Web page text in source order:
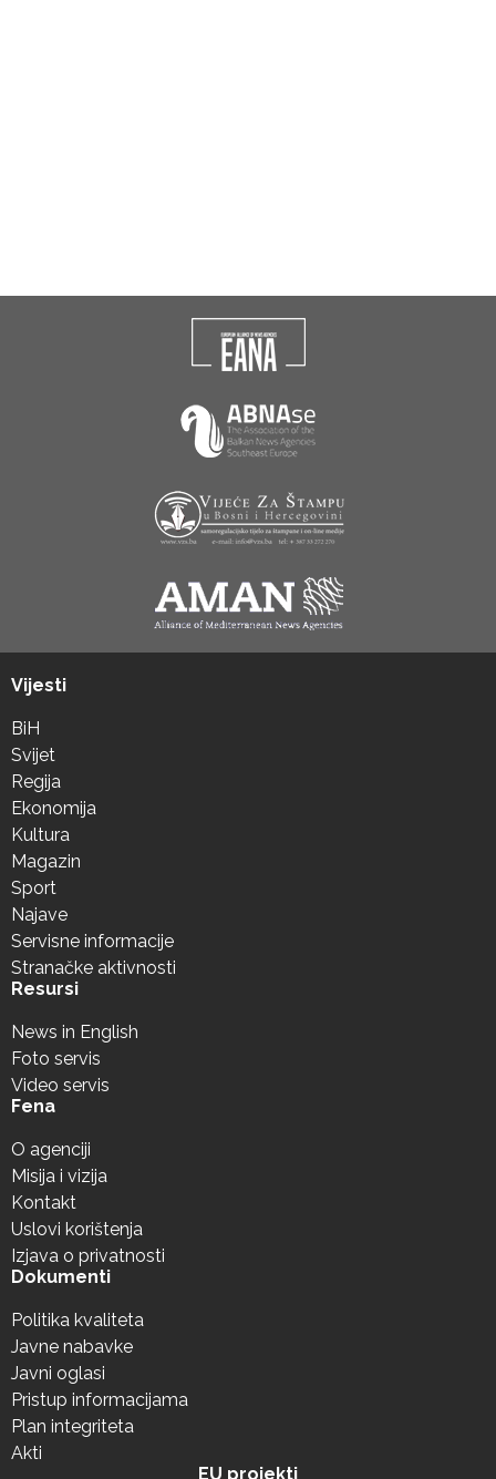
Vijesti
BiH
Svijet
Regija
Ekonomija
Kultura
Magazin
Sport
Najave
Servisne informacije
Stranačke aktivnosti
Resursi
News in English
Foto servis
Video servis
Fena
O agenciji
Misija i vizija
Kontakt
Uslovi korištenja
Izjava o privatnosti
Dokumenti
Politika kvaliteta
Javne nabavke
Javni oglasi
Pristup informacijama
Plan integriteta
Akti
EU projekti